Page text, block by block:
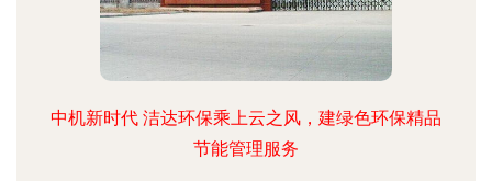
中机新时代 洁达环保乘上云之风，建绿色环保精品
节能管理服务